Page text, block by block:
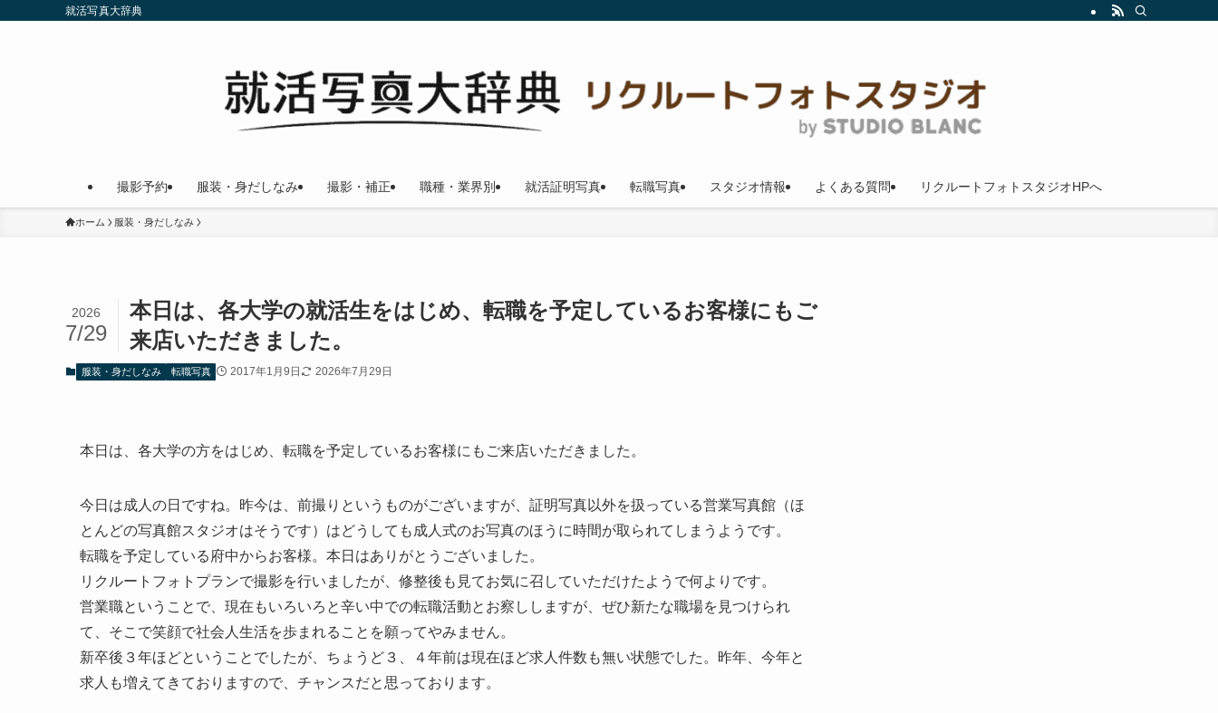
就活写真大辞典
撮影予約 服装・身だしなみ 撮影・補正 職種・業界別 就活証明写真 転職写真 スタジオ情報 よくある質問 リクルートフォトスタジオHPへ
ホーム 服装・身だしなみ
本日は、各大学の就活生をはじめ、転職を予定しているお客様にもご
来店いただきました。
2026
7/29
服装・身だしなみ 転職写真 2017年1月9日 2026年7月29日
本日は、各大学の方をはじめ、転職を予定しているお客様にもご来店いただきました。
今日は成人の日ですね。昨今は、前撮りというものがございますが、証明写真以外を扱っている営業写真館（ほ
とんどの写真館スタジオはそうです）はどうしても成人式のお写真のほうに時間が取られてしまうようです。
転職を予定している府中からお客様。本日はありがとうございました。
リクルートフォトプランで撮影を行いましたが、修整後も見てお気に召していただけたようで何よりです。
営業職ということで、現在もいろいろと辛い中での転職活動とお察ししますが、ぜひ新たな職場を見つけられ
て、そこで笑顔で社会人生活を歩まれることを願ってやみません。
新卒後３年ほどということでしたが、ちょうど３、４年前は現在ほど求人件数も無い状態でした。昨年、今年と
求人も増えてきておりますので、チャンスだと思っております。